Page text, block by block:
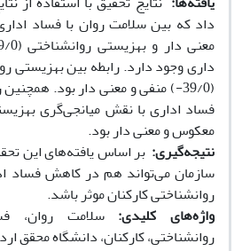
داری وجود دارد. رابطه بین بهزیستی
(39/0-) منفی و معنی دار بود.
معکوس و معنی دار بود.
نتیجه‌گیری: بر اساس یافته‌های این
سازمان می‌تواند هم در کاهش فساد
روانشناختی کارکنان موثر باشد.
واژه‌های کلیدی:سلامت روان،
روانشناختی، کارکنان، دانشگاه محقق